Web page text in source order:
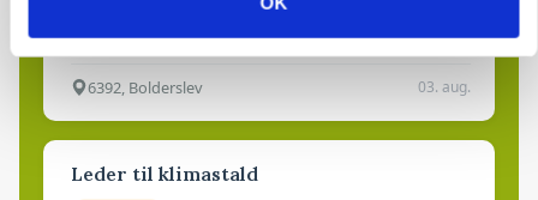
6392, Bolderslev 03. aug.
Leder til klimastald